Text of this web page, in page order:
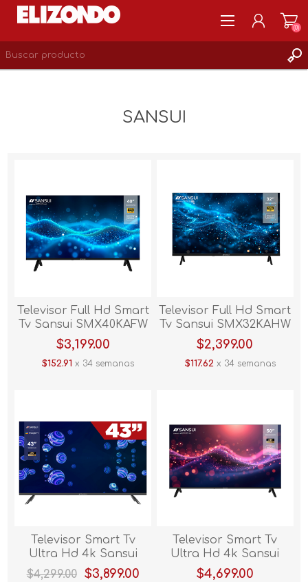
(0)
SANSUI
Televisor Full Hd Smart
Tv Sansui SMX40KAFW
40"
$3,199.00
$152.91 x 34 semanas
Televisor Full Hd Smart
Tv Sansui SMX32KAHW
32"
$2,399.00
$117.62 x 34 semanas
Televisor Smart Tv
Ultra Hd 4k Sansui
SMX43VAUG 43" V/E.
$4,299.00 $3,899.00
Televisor Smart Tv
Ultra Hd 4k Sansui
SMX50KAUW 50"
$4,699.00